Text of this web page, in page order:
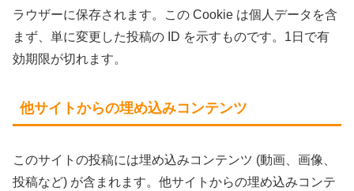
ラウザーに保存されます。この Cookie は個人データを含
まず、単に変更した投稿の ID を示すものです。1日で有
効期限が切れます。
他サイトからの埋め込みコンテンツ
このサイトの投稿には埋め込みコンテンツ (動画、画像、
投稿など) が含まれます。他サイトからの埋め込みコンテ